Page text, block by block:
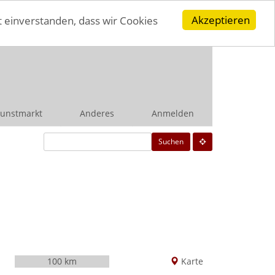
Akzeptieren
dass wir Cookies
Anderes Anmelden
Suchen
100 km Karte